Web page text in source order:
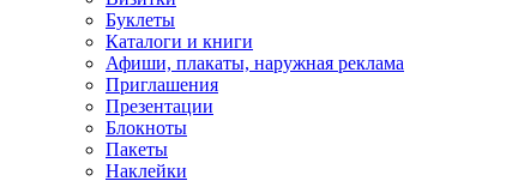
Буклеты
Каталоги и книги
Афиши, плакаты, наружная реклама
Приглашения
Презентации
Блокноты
Пакеты
Наклейки